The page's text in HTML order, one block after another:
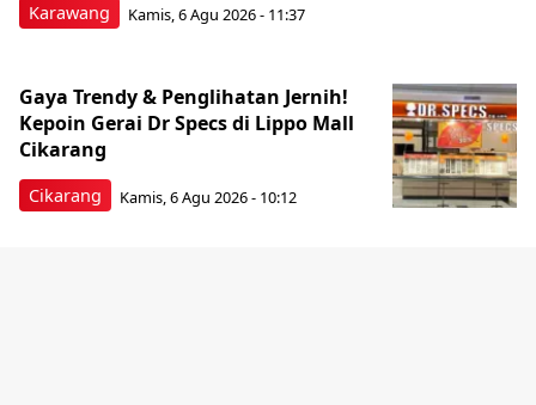
Karawang Kamis, 6 Agu 2026 - 11:37
Cikarang
Gaya Trendy & Penglihatan Jernih!
Kepoin Gerai Dr Specs di Lippo Mall
Cikarang
Kamis, 6 Agu 2026 - 10:12